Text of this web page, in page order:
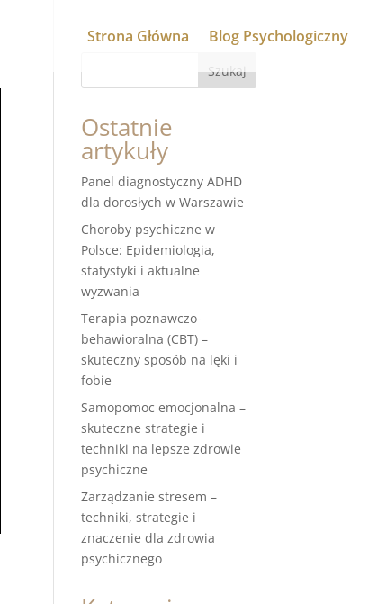
Strona Główna Blog Psychologiczny
Szukaj
Ostatnie
artykuły
Panel diagnostyczny ADHD
dla dorosłych w Warszawie
Choroby psychiczne w
Polsce: Epidemiologia,
statystyki i aktualne
wyzwania
Terapia poznawczo-
behawioralna (CBT) –
skuteczny sposób na lęki i
fobie
Samopomoc emocjonalna –
skuteczne strategie i
techniki na lepsze zdrowie
psychiczne
Zarządzanie stresem –
techniki, strategie i
znaczenie dla zdrowia
psychicznego